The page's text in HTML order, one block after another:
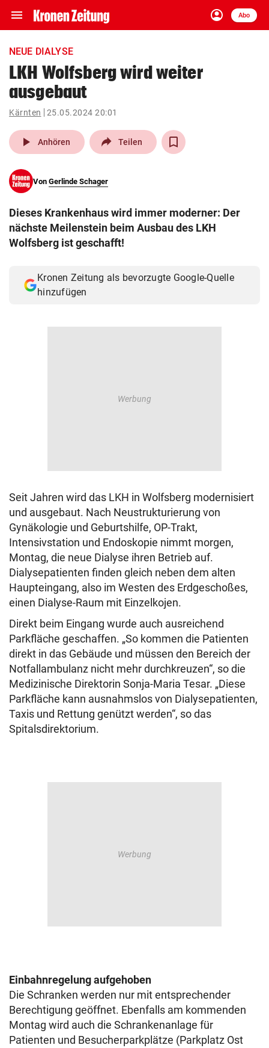
menu Navigation
ein-/ausklappen
account_circle
Anmelden
Abo
close Schließen
account_circle Anmelden
pin_drop
Wien arrow_right
search
eingeben
© Krone Multimedia GmbH & Co KG 2026
Muthgasse 2, 1190 Wien
NEUE DIALYSE
LKH Wolfsberg wird weiter
ausgebaut
Kärnten 25.05.2024 20:01
play_arrow Anhören Teilen
Von Gerlinde Schager
Dieses Krankenhaus wird immer moderner: Der
nächste Meilenstein beim Ausbau des LKH
Wolfsberg ist geschafft!
Kronen Zeitung als bevorzugte Google-Quelle
hinzufügen
Seit Jahren wird das LKH in Wolfsberg modernisiert
und ausgebaut. Nach Neustrukturierung von
Gynäkologie und Geburtshilfe, OP-Trakt,
Intensivstation und Endoskopie nimmt morgen,
Montag, die neue Dialyse ihren Betrieb auf.
Dialysepatienten finden gleich neben dem alten
Haupteingang, also im Westen des Erdgeschoßes,
einen Dialyse-Raum mit Einzelkojen.
Direkt beim Eingang wurde auch ausreichend
Parkfläche geschaffen. „So kommen die Patienten
direkt in das Gebäude und müssen den Bereich der
Notfallambulanz nicht mehr durchkreuzen“, so die
Medizinische Direktorin Sonja-Maria Tesar. „Diese
Parkfläche kann ausnahmslos von Dialysepatienten,
Taxis und Rettung genützt werden“, so das
Spitalsdirektorium.
Einbahnregelung aufgehoben
Die Schranken werden nur mit entsprechender
Berechtigung geöffnet. Ebenfalls am kommenden
Montag wird auch die Schrankenanlage für
Patienten und Besucherparkplätze (Parkplatz Ost